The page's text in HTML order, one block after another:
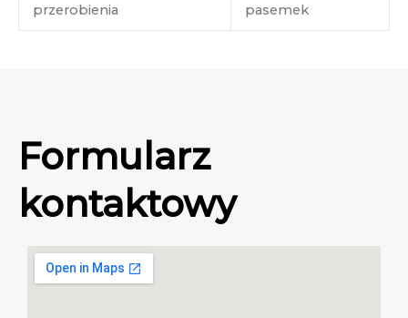
przerobienia
pasemek
Formularz
kontaktowy